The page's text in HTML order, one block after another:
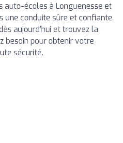
auto-écoles à Longuenesse et
une conduite sûre et confiante.
aujourd'hui et trouvez la
besoin pour obtenir votre
sécurité.